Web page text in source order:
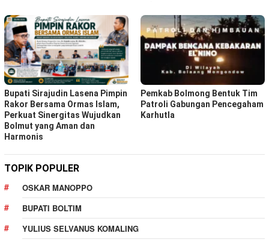
Bupati Sirajudin Lasena Pimpin
Rakor Bersama Ormas Islam,
Perkuat Sinergitas Wujudkan
Bolmut yang Aman dan
Harmonis
Pemkab Bolmong Bentuk Tim
Patroli Gabungan Pencegaham
Karhutla
TOPIK POPULER
OSKAR MANOPPO
BUPATI BOLTIM
YULIUS SELVANUS KOMALING